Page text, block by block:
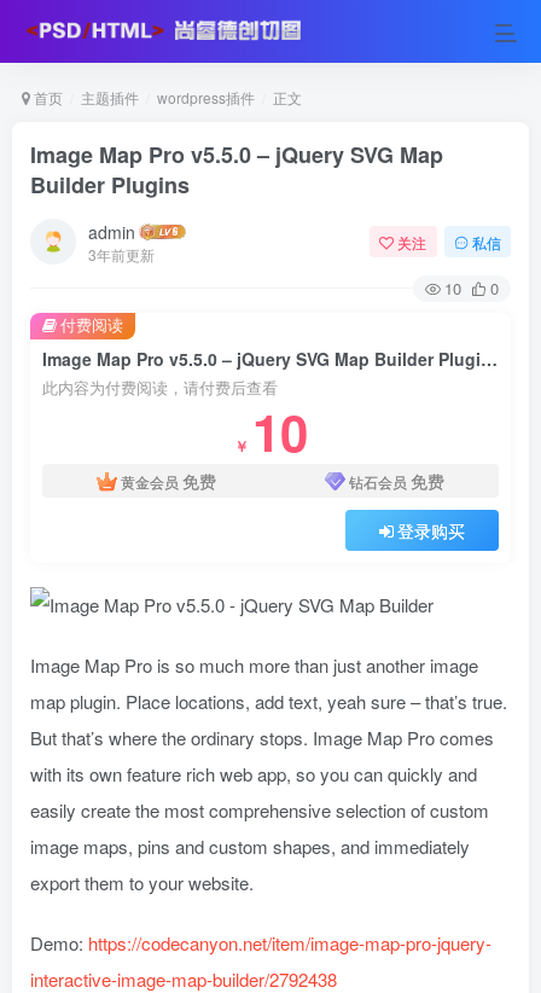
首页 主题插件 wordpress插件 正文
Image Map Pro v5.5.0 – jQuery SVG Map
Builder Plugins
admin
3年前更新
关注 私信
10 0
Image Map Pro v5.5.0 – jQuery SVG Map Builder Plugins
此内容为付费阅读，请付费后查看
￥ 10
黄金会员 免费 钻石会员 免费
登录购买
付费阅读
Image Map Pro is so much more than just another image
map plugin. Place locations, add text, yeah sure – that’s true.
But that’s where the ordinary stops. Image Map Pro comes
with its own feature rich web app, so you can quickly and
easily create the most comprehensive selection of custom
image maps, pins and custom shapes, and immediately
export them to your website.
Demo: https://codecanyon.net/item/image-map-pro-jquery-
interactive-image-map-builder/2792438